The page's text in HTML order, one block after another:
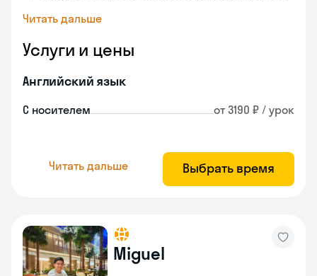
Читать дальше
Услуги и цены
Английский язык
С носителем от 3190 ₽ / урок
Читать дальше Выбрать время
Miguel